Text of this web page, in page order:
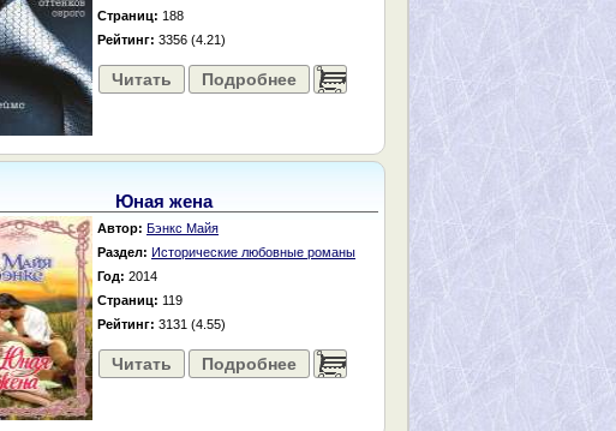
Страниц: 188
Рейтинг: 3356 (4.21)
Читать Подробнее ......
Юная жена
Автор: Бэнкс Майя
Раздел: Исторические любовные романы
Год: 2014
Страниц: 119
Рейтинг: 3131 (4.55)
Читать Подробнее ......